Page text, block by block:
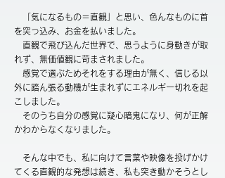
「気になるもの＝直観」と思い、色んなものに首
を突っ込み、お金を払いました。
直観で飛び込んだ世界で、思うように身動きが取
れず、無価値観に苛まされました。
感覚で選ぶためそれをする理由が無く、信じる以
外に踏ん張る動機が生まれずにエネルギー切れを起
こしました。
そのうち自分の感覚に疑心暗鬼になり、何が正解
かわからなくなりました。
そんな中でも、私に向けて言葉や映像を投げかけ
てくる直観的な発想は続き、私も突き動かそうとし